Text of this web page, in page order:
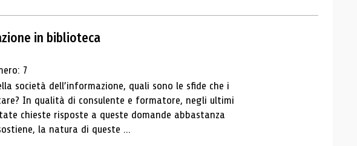
in biblioteca
7
società dell’informazione, quali sono le sfide che i
In qualità di consulente e formatore, negli ultimi
chieste risposte a queste domande abbastanza
la natura di queste ...